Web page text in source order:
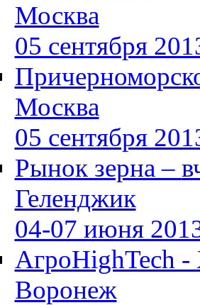
Москва
05 сентября
Москва
05 сентября
Рынок зерна –
Геленджик
04-07 июня
АгроHighTech
Воронеж